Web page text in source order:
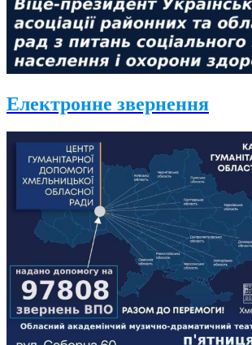
Електронне звернення